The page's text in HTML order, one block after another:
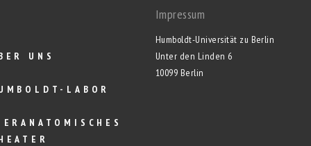
UNS
LABOR
Impressum
Humboldt-Universität zu Berlin
Unter den Linden 6
10099 Berlin